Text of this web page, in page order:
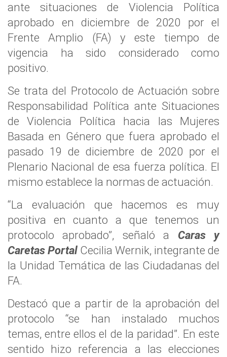
ante situaciones de Violencia Política
aprobado en diciembre de 2020 por el
Frente Amplio (FA) y este tiempo de
vigencia ha sido considerado como
positivo.
Se trata del Protocolo de Actuación sobre
Responsabilidad Política ante Situaciones
de Violencia Política hacia las Mujeres
Basada en Género que fuera aprobado el
pasado 19 de diciembre de 2020 por el
Plenario Nacional de esa fuerza política. El
mismo establece la normas de actuación.
“La evaluación que hacemos es muy
positiva en cuanto a que tenemos un
protocolo aprobado”, señaló a Caras y
Caretas Portal Cecilia Wernik, integrante de
la Unidad Temática de las Ciudadanas del
FA.
Destacó que a partir de la aprobación del
protocolo “se han instalado muchos
temas, entre ellos el de la paridad”. En este
sentido hizo referencia a las elecciones